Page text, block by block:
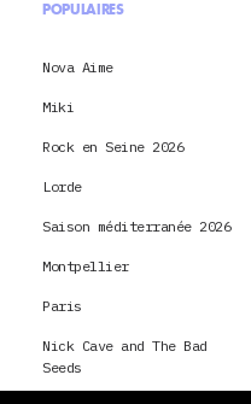
POPULAIRES
Nova Aime
Miki
Rock en Seine 2026
Lorde
Saison méditerranée 2026
Montpellier
Paris
Nick Cave and The Bad
Seeds